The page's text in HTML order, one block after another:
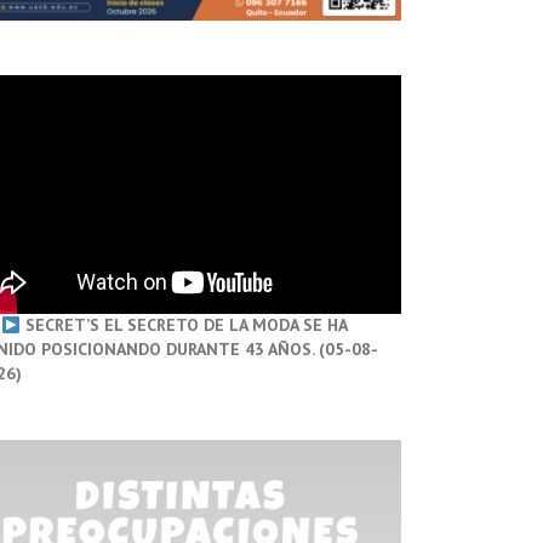
SECRET’S EL SECRETO DE LA MODA SE HA
POSICIONANDO DURANTE 43 AÑOS. (05-08-